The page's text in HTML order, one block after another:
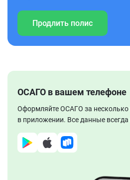
Продлить полис
ОСАГО в вашем телефоне
Оформляйте ОСАГО за несколько
в приложении. Все данные всегда